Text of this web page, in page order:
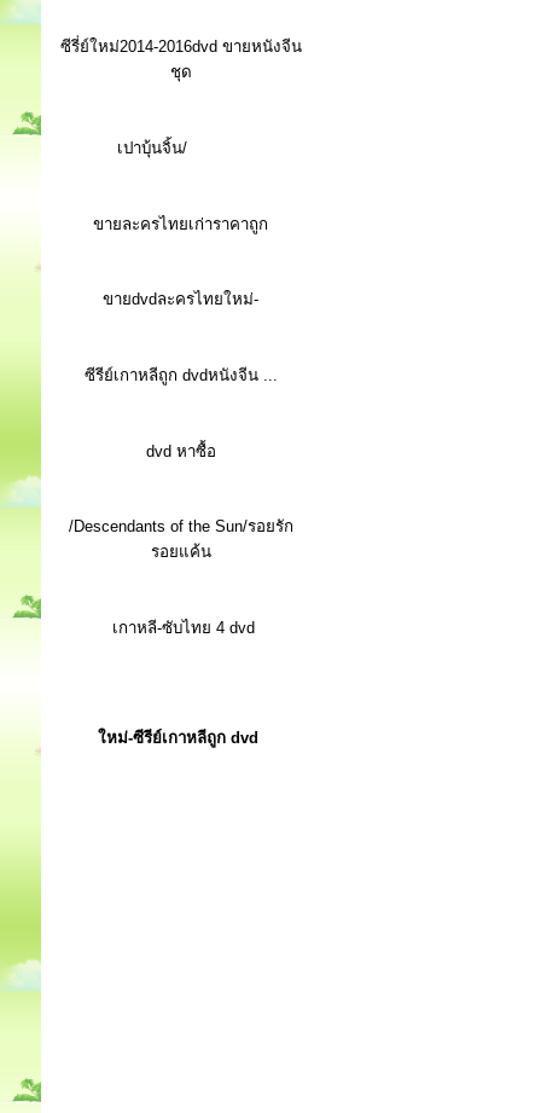
ซีรี่ย์ใหม่2014-2016dvd ขายหนังจีน
ชุด
เปาบุ้นจิ้น/
ขายละครไทยเก่าราคาถูก
ขายdvdละครไทยใหม่-
ซีรีย์เกาหลีถูก dvdหนังจีน ...
dvd หาซื้อ
/Descendants of the Sun/รอยรัก
รอยแค้น
เกาหลี-ซับไทย 4 dvd
ใหม่-ซีรีย์เกาหลีถูก dvd